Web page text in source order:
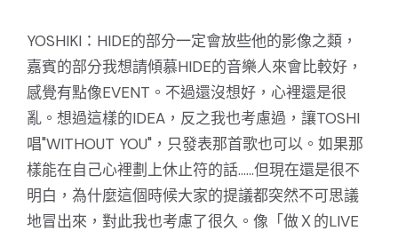
YOSHIKI：HIDE的部分一定會放些他的影像之類，
嘉賓的部分我想請傾慕HIDE的音樂人來會比較好，
感覺有點像EVENT。不過還沒想好，心裡還是很
亂。想過這樣的IDEA，反之我也考慮過，讓TOSHI
唱"WITHOUT YOU"，只發表那首歌也可以。如果那
樣能在自己心裡劃上休止符的話……但現在還是很不
明白，為什麼這個時候大家的提議都突然不可思議
地冒出來，對此我也考慮了很久。像「做Ｘ的LIVE